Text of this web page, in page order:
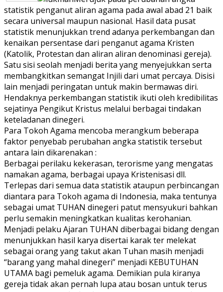
statistik penganut aliran agama pada awal abad 21 baik
secara universal maupun nasional. Hasil data pusat
statistik menunjukkan trend adanya perkembangan dan
kenaikan persentase dari penganut agama Kristen
(Katolik, Protestan dan aliran aliran denominasi gereja).
Satu sisi seolah menjadi berita yang menyejukkan serta
membangkitkan semangat Injili dari umat percaya. Disisi
lain menjadi peringatan untuk makin bermawas diri.
Hendaknya perkembangan statistik ikuti oleh kredibilitas
sejatinya Pengikut Kristus melalui berbagai tindakan
keteladanan dinegeri.
Para Tokoh Agama mencoba merangkum beberapa
faktor penyebab perubahan angka statistik tersebut
antara lain dikarenakan :
Berbagai perilaku kekerasan, terorisme yang mengatas
namakan agama, berbagai upaya Kristenisasi dll.
Terlepas dari semua data statistik ataupun perbincangan
diantara para Tokoh agama di Indonesia, maka tentunya
sebagai umat TUHAN dinegeri patut mensyukuri bahkan
perlu semakin meningkatkan kualitas kerohanian.
Menjadi pelaku Ajaran TUHAN diberbagai bidang dengan
menunjukkan hasil karya disertai karak ter melekat
sebagai orang yang takut akan Tuhan masih menjadi
“barang yang mahal dinegeri” menjadi KEBUTUHAN
UTAMA bagi pemeluk agama. Demikian pula kiranya
gereja tidak akan pernah lupa atau bosan untuk terus